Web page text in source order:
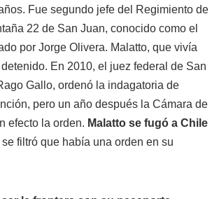
Fue segundo jefe del Regimiento de
22 de San Juan, conocido como el
por Jorge Olivera. Malatto, que vivía
En 2010, el juez federal de San
Gallo, ordenó la indagatoria de
pero un año después la Cámara de
efecto la orden. Malatto se fugó a Chile
filtró que había una orden en su